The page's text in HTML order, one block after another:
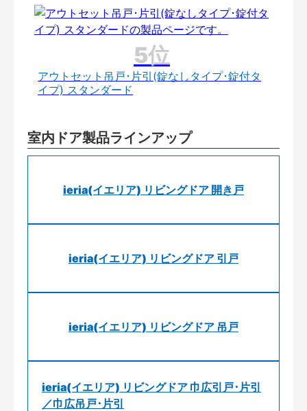
アウトセット吊戸･片引(錠なしタイプ･錠付タ
イプ) スタンダード
室内ドア製品ラインアップ
ieria(イエリア) リビングドア 開き戸
ieria(イエリア) リビングドア 引戸
ieria(イエリア) リビングドア 吊戸
ieria(イエリア) リビングドア 巾広引戸･片引
／巾広吊戸･片引